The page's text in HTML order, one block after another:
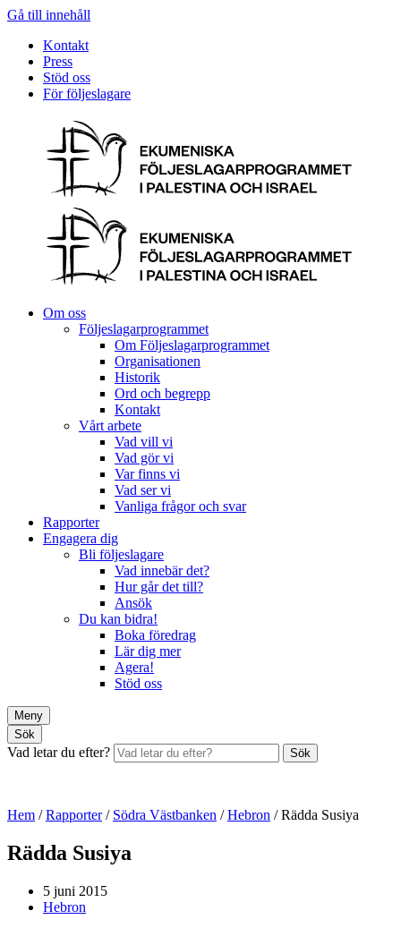
Gå till innehåll
Kontakt
Press
Stöd oss
För följeslagare
Om oss
Följeslagarprogrammet
Om Följeslagarprogrammet
Organisationen
Historik
Ord och begrepp
Kontakt
Vårt arbete
Vad vill vi
Vad gör vi
Var finns vi
Vad ser vi
Vanliga frågor och svar
Rapporter
Engagera dig
Bli följeslagare
Vad innebär det?
Hur går det till?
Ansök
Du kan bidra!
Boka föredrag
Lär dig mer
Agera!
Stöd oss
Meny
Sök
Vad letar du efter? Sök
Hem /Rapporter/ Södra Västbanken /Hebron /Rädda Susiya
Rädda Susiya
5 juni 2015
Hebron